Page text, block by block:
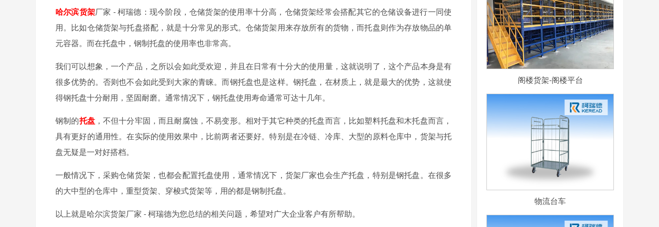
哈尔滨货架厂家 - 柯瑞德：现今阶段，仓储货架的使用率十分高，仓储货架经常会搭配其它的仓储设备进行一同使
用。比如仓储货架与托盘搭配，就是十分常见的形式。仓储货架用来存放所有的货物，而托盘则作为存放物品的单
元容器。而在托盘中，钢制托盘的使用率也非常高。
我们可以想象，一个产品，之所以会如此受欢迎，并且在日常有十分大的使用量，这就说明了，这个产品本身是有
很多优势的。否则也不会如此受到大家的青睐。而钢托盘也是这样。钢托盘，在材质上，就是最大的优势，这就使
得钢托盘十分耐用，坚固耐磨。通常情况下，钢托盘使用寿命通常可达十几年。
钢制的托盘，不但十分牢固，而且耐腐蚀，不易变形。相对于其它种类的托盘而言，比如塑料托盘和木托盘而言，
具有更好的通用性。在实际的使用效果中，比前两者还要好。特别是在冷链、冷库、大型的原料仓库中，货架与托
盘无疑是一对好搭档。
一般情况下，采购仓储货架，也都会配置托盘使用，通常情况下，货架厂家也会生产托盘，特别是钢托盘。在很多
的大中型的仓库中，重型货架、穿梭式货架等，用的都是钢制托盘。
以上就是哈尔滨货架厂家 - 柯瑞德为您总结的相关问题，希望对广大企业客户有所帮助。
阁楼货架-阁楼平台
物流台车